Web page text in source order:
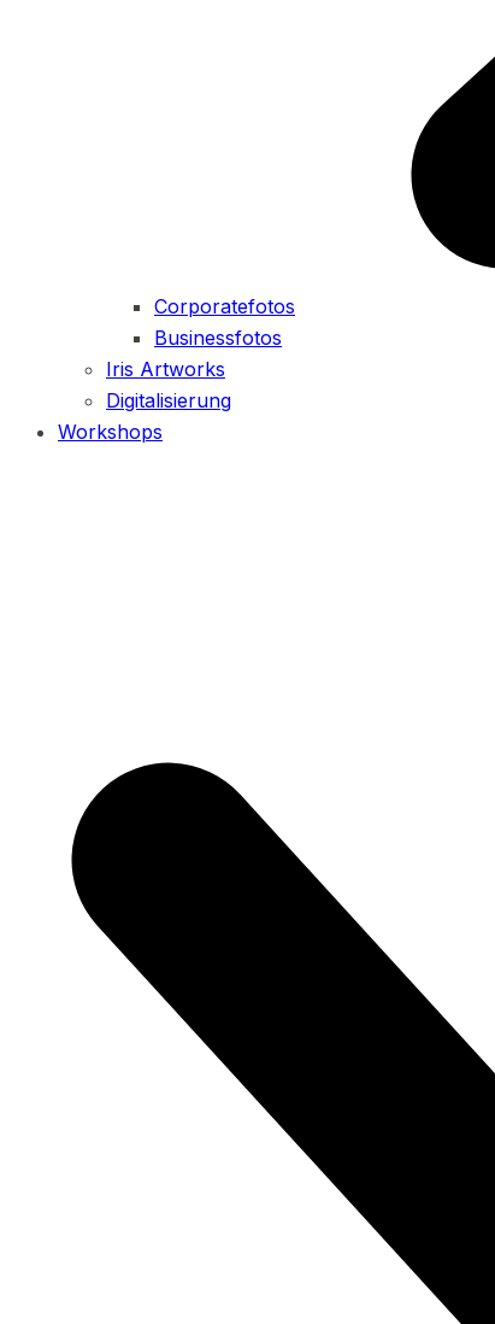
Corporatefotos
Businessfotos
Iris Artworks
Digitalisierung
Workshops